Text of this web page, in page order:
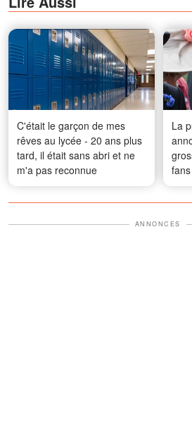
C'était le garçon de mes
rêves au lycée - 20 ans plus
tard, il était sans abri et ne
m'a pas reconnue
La
fans
ANNONCES